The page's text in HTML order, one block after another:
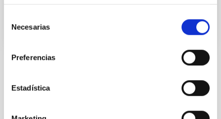
Necesarias
Preferencias
Estadística
At the IAC we're always